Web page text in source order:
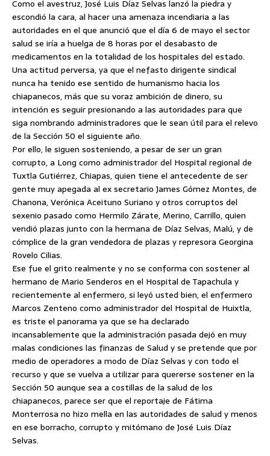
Como el avestruz, José Luis Díaz Selvas lanzó la piedra y
escondió la cara, al hacer una amenaza incendiaria a las
autoridades en el que anunció que el día 6 de mayo el sector
salud se iría a huelga de 8 horas por el desabasto de
medicamentos en la totalidad de los hospitales del estado.
Una actitud perversa, ya que el nefasto dirigente sindical
nunca ha tenido ese sentido de humanismo hacia los
chiapanecos, más que su voraz ambición de dinero, su
intención es seguir presionando a las autoridades para que
siga nombrando administradores que le sean útil para el relevo
de la Sección 50 el siguiente año.
Por ello, le siguen sosteniendo, a pesar de ser un gran
corrupto, a Long como administrador del Hospital regional de
Tuxtla Gutiérrez, Chiapas, quien tiene el antecedente de ser
gente muy apegada al ex secretario James Gómez Montes, de
Chanona, Verónica Aceituno Suriano y otros corruptos del
sexenio pasado como Hermilo Zárate, Merino, Carrillo, quien
vendió plazas junto con la hermana de Díaz Selvas, Malú, y de
cómplice de la gran vendedora de plazas y represora Georgina
Rovelo Cilias.
Ese fue el grito realmente y no se conforma con sostener al
hermano de Mario Senderos en el Hospital de Tapachula y
recientemente al enfermero, si leyó usted bien, el enfermero
Marcos Zenteno como administrador del Hospital de Huixtla,
es triste el panorama ya que se ha declarado
incansablemente que la administración pasada dejó en muy
malas condiciones las finanzas de Salud y se pretende que por
medio de operadores a modo de Díaz Selvas y con todo el
recurso y que se vuelva a utilizar para quererse sostener en la
Sección 50 aunque sea a costillas de la salud de los
chiapanecos, parece ser que el reportaje de Fátima
Monterrosa no hizo mella en las autoridades de salud y menos
en ese borracho, corrupto y mitómano de José Luis Díaz
Selvas.